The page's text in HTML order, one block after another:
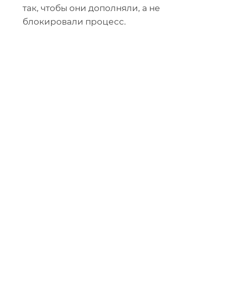
так, чтобы они дополняли, а не
блокировали процесс.